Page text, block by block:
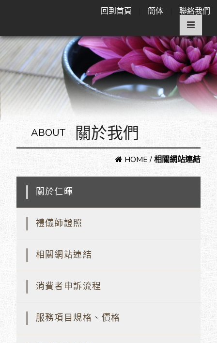
回到首頁 簡体 聯絡我們
ABOUT 關於我們
HOME/相關網站連結
關於仁暉
禮儀師證照
相關網站連結
消費者申訴流程
服務項目規格、價格